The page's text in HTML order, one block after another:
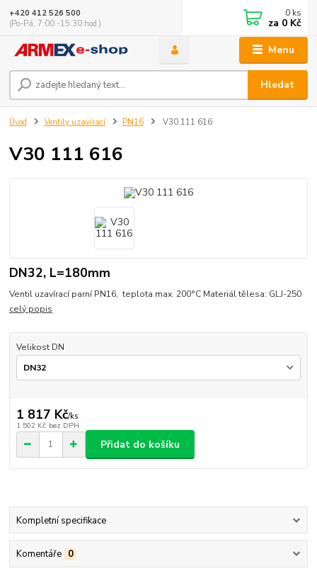
Menu
Hledat
+420 412 526 500
(Po-Pá, 7:00 -15:30 hod.)
0 ks
za 0 Kč
Úvod Ventily uzavírací PN16 V30 111 616
V30 111 616
DN32, L=180mm
Ventil uzavírací parní PN16, teplota max. 200°C Materiál tělesa: GLJ-250
celý popis
Velikost DN
1 817 Kč/ks
1 502 Kč bez DPH
Přidat do košíku
Kompletní specifikace
Komentáře 0